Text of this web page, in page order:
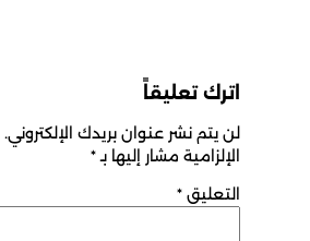
اترك تعليقاً
لن يتم نشر عنوان بريدك الإلكتروني.
الإلزامية مشار إليها بـ*
التعليق *